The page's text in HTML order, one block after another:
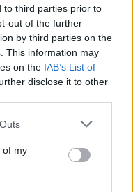
to third parties prior to
out of the further
by third parties on the
This information may
on the IAB’s List of
disclose it to other
of my